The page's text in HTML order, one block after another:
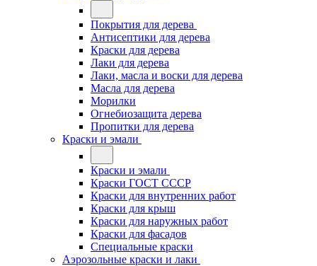
Покрытия для дерева
Антисептики для дерева
Краски для дерева
Лаки для дерева
Лаки, масла и воски для дерева
Масла для дерева
Морилки
Огнебиозащита дерева
Пропитки для дерева
Краски и эмали
Краски и эмали
Краски ГОСТ СССР
Краски для внутренних работ
Краски для крыш
Краски для наружных работ
Краски для фасадов
Специальные краски
Аэрозольные краски и лаки